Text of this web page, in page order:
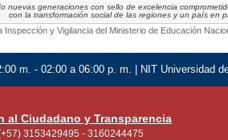
nuevas generaciones con sello de excelencia
con la transformación social de las regiones y un país en
Inspección y Vigilancia del Ministerio de Educación
m. - 02:00 a 06:00 p. m. | NIT Universidad
al Ciudadano y Transparencia
3153429495 - 3160244475